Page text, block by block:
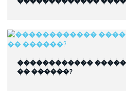
������������
�� ������?